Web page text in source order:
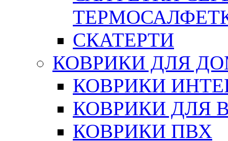
СКАТЕРТИ
КОВРИКИ ДЛЯ
КОВРИКИ
КОВРИКИ ДЛЯ
КОВРИКИ ПВХ